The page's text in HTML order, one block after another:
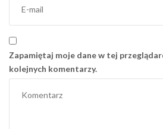
Zapamiętaj moje dane w tej
kolejnych komentarzy.